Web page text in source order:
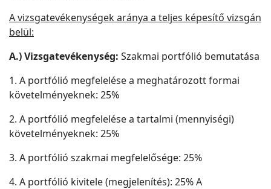
A vizsgatevékenységek aránya a teljes képesítő vizsgán
belül:
A.) Vizsgatevékenység: Szakmai portfólió bemutatása
1. A portfólió megfelelése a meghatározott formai
követelményeknek: 25%
2. A portfólió megfelelése a tartalmi (mennyiségi)
követelményeknek: 25%
3. A portfólió szakmai megfelelősége: 25%
4. A portfólió kivitele (megjelenítés): 25% A